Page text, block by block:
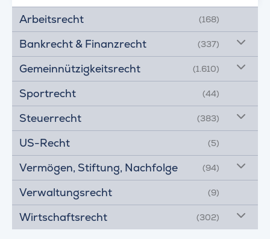
Arbeitsrecht (168)
Bankrecht & Finanzrecht (337)
Gemeinnützigkeitsrecht (1.610)
Sportrecht (44)
Steuerrecht (383)
US-Recht (5)
Vermögen, Stiftung, Nachfolge (94)
Verwaltungsrecht (9)
Wirtschaftsrecht (302)